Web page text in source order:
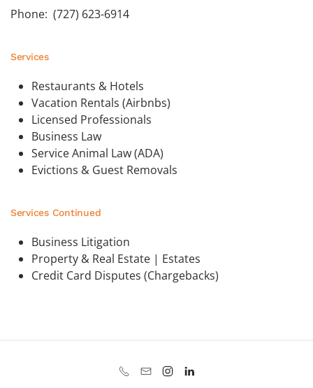
Phone: (727) 623-6914
Services
Restaurants & Hotels
Vacation Rentals (Airbnbs)
Licensed Professionals
Business Law
Service Animal Law (ADA)
Evictions & Guest Removals
Services Continued
Business Litigation
Property & Real Estate | Estates
Credit Card Disputes (Chargebacks)